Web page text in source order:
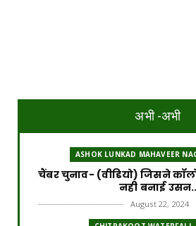
अभी -अभी
ASHOK LUNKAD MAHAVEER
चैंबर चुनाव- (वीडियो) जिसने
नही बनाई
August 22, 2024